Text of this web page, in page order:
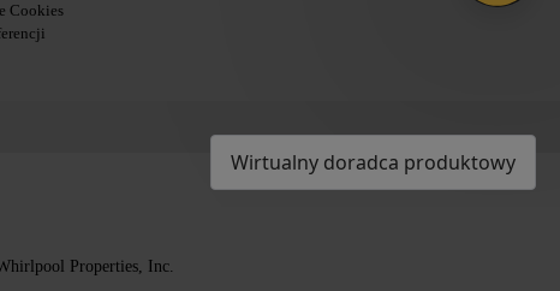
Cookies
Properties, Inc.
Wirtualny doradca produktowy